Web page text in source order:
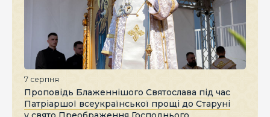
7 серпня
Проповідь Блаженнішого Святослава під час
Патріаршої всеукраїнської прощі до Старуні